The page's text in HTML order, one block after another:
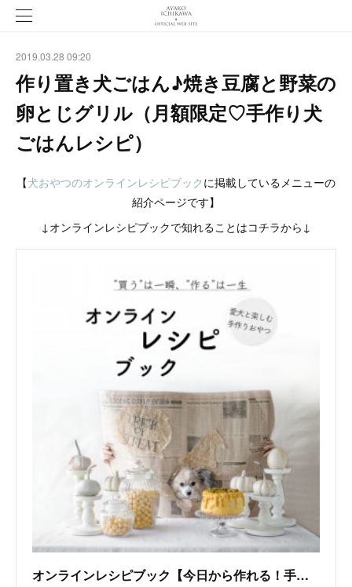
2019.03.28 09:20
作り置き犬ごはん♪焼き豆腐と野菜の
卵とじグリル（月額限定♡手作り犬
ごはんレシピ）
【犬おやつのオンラインレシピブックに掲載しているメニューの
紹介ページです】
↓オンラインレシピブックで知れることはコチラから↓
オンラインレシピブック【今日から作れる！手作り犬おやつレシピ】